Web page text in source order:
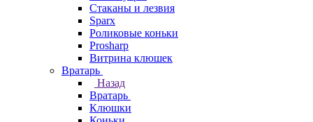
Стаканы и лезвия
Sparx
Роликовые коньки
Prosharp
Витрина клюшек
Вратарь
Назад
Вратарь
Клюшки